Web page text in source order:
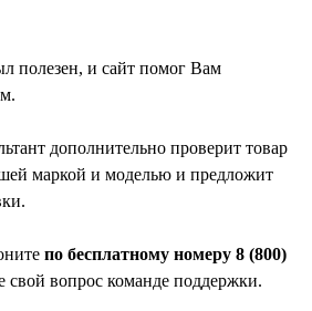
полезен, и сайт помог Вам
дополнительно проверит товар
маркой и моделью и предложит
по бесплатному номеру 8 (800)
свой вопрос команде поддержки.